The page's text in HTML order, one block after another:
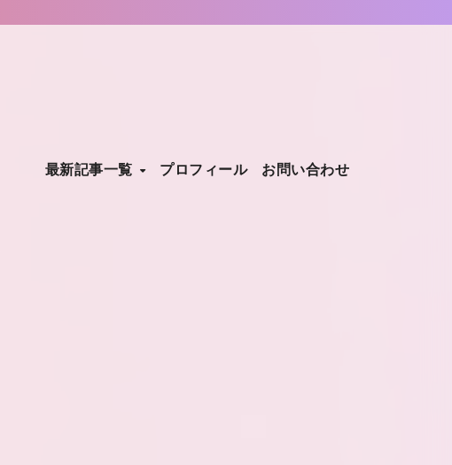
最新記事一覧 プロフィール お問い合わせ